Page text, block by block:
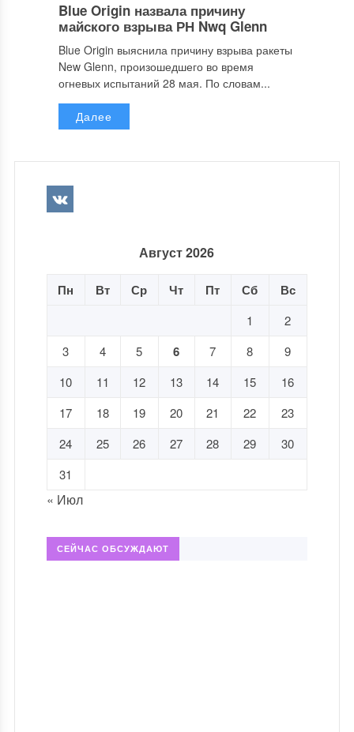
Blue Origin назвала причину
майского взрыва РН Nwq Glenn
Blue Origin выяснила причину взрыва ракеты
New Glenn, произошедшего во время
огневых испытаний 28 мая. По словам...
Далее
Август 2026
Пн Вт Ср Чт Пт Сб Вс
1
2
3
4 5 6 7 8
9
10
11 12 13 14 15
16
17
18 19 20 21 22
23
24
25 26 27 28 29
30
31
« Июл
СЕЙЧАС ОБСУЖДАЮТ